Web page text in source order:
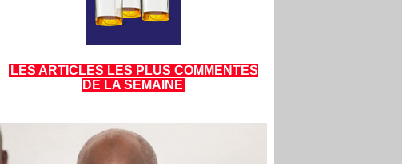
LES ARTICLES LES PLUS COMMENTÉS
DE LA SEMAINE